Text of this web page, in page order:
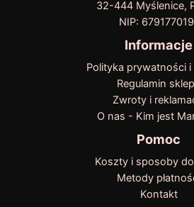
32-444 Myślenice,
NIP:
Informacje
Polityka prywatności i
Regulamin
Zwroty i
O nas - Kim jest
Pomoc
Koszty i sposoby
Metody
Kontakt